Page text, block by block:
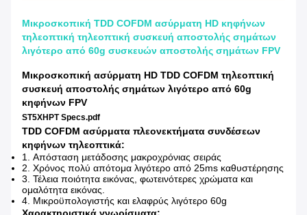
Μικροσκοπική TDD COFDM ασύρματη HD κηφήνων
τηλεοπτική τηλεοπτική συσκευή αποστολής σημάτων
λιγότερο από 60g συσκευών αποστολής σημάτων FPV
Μικροσκοπική ασύρματη HD TDD COFDM τηλεοπτική
συσκευή αποστολής σημάτων λιγότερο από 60g
κηφήνων FPV
ST5XHPT Specs.pdf
TDD COFDM ασύρματα πλεονεκτήματα συνδέσεων
κηφήνων τηλεοπτικά:
1. Απόσταση μετάδοσης μακροχρόνιας σειράς
2. Χρόνος πολύ απότομα λιγότερο από 25ms καθυστέρησης
3. Τέλεια ποιότητα εικόνας, φωτεινότερες χρώματα και
ομαλότητα εικόνας.
4. Μικροϋπολογιστής και ελαφρύς λιγότερο 60g